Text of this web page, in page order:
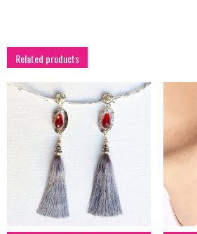
Related products